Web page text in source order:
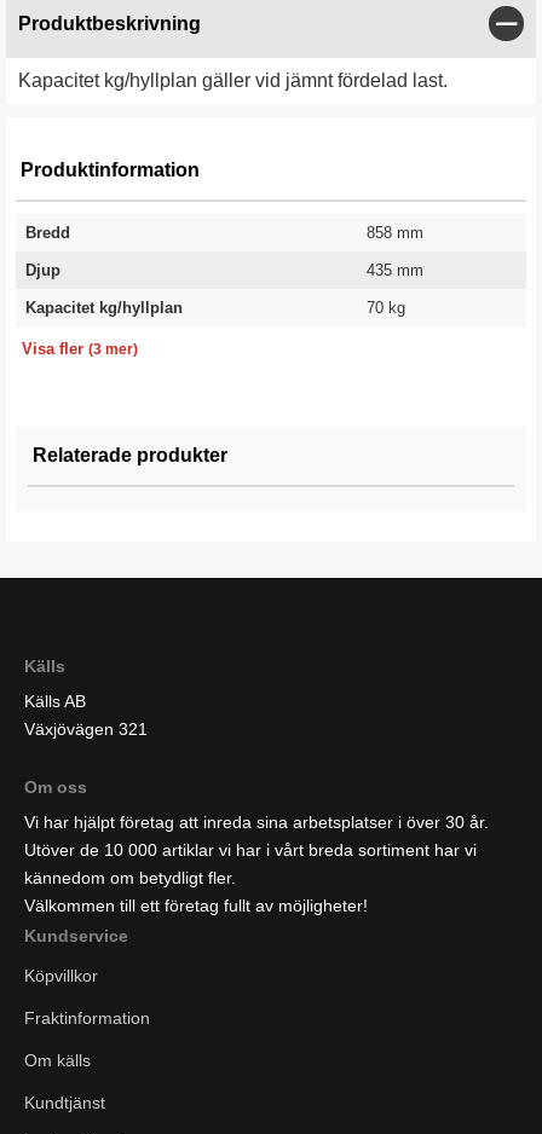
Produktbeskrivning
Kapacitet kg/hyllplan gäller vid jämnt fördelad last.
Produktinformation
Bredd 858 mm
Djup 435 mm
Kapacitet kg/hyllplan
70 kg
Visa fler (3 mer)
Relaterade produkter
Källs
Källs AB
Växjövägen 321
Om oss
Vi har hjälpt företag att inreda sina arbetsplatser i över 30 år.
Utöver de 10 000 artiklar vi har i vårt breda sortiment har vi
kännedom om betydligt fler.
Välkommen till ett företag fullt av möjligheter!
Kundservice
Köpvillkor
Fraktinformation
Om källs
Kundtjänst